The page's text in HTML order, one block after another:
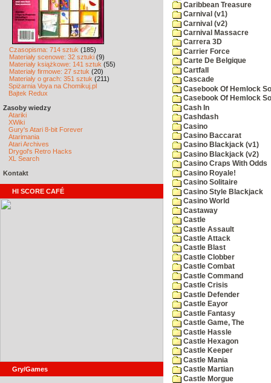
Czasopisma: 714 sztuk (185)
Materiały scenowe: 32 sztuki (9)
Materiały książkowe: 141 sztuk (55)
Materiały firmowe: 27 sztuk (20)
Materiały o grach: 351 sztuk (211)
Spiżarnia Voya na Chomikuj.pl
Bajtek Redux
Zasoby wiedzy
Atariki
XWiki
Gury's Atari 8-bit Forever
Atarimania
Atari Archives
Drygol's Retro Hacks
XL Search
Kontakt
HI SCORE CAFÉ
Gry/Games
Caribbean Treasure
Carnival (v1)
Carnival (v2)
Carnival Massacre
Carrera 3D
Carrier Force
Carte De Belgique
Cartfall
Cascade
Casebook Of Hemlock
Casebook Of Hemlock
Cash In
Cashdash
Casino
Casino Baccarat
Casino Blackjack (v1)
Casino Blackjack (v2)
Casino Craps With Odds
Casino Royale!
Casino Solitaire
Casino Style Blackjack
Casino World
Castaway
Castle
Castle Assault
Castle Attack
Castle Blast
Castle Clobber
Castle Combat
Castle Command
Castle Crisis
Castle Defender
Castle Eayor
Castle Fantasy
Castle Game, The
Castle Hassle
Castle Hexagon
Castle Keeper
Castle Mania
Castle Martian
Castle Morgue